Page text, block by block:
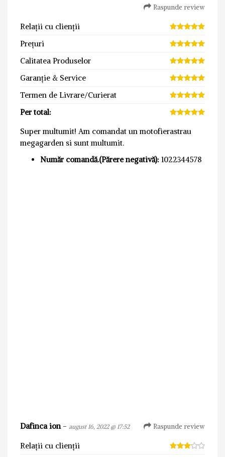
Raspunde review
Relații cu clienții
Prețuri
Calitatea Produselor
Garanție & Service
Termen de Livrare/Curierat
Per total:
Super multumit! Am comandat un motofierastrau
megagarden si sunt multumit.
Număr comandă.(Părere negativă): 1022344578
Dafinca ion- august 16, 2022 @ 17:52 Raspunde review
Relații cu clienții